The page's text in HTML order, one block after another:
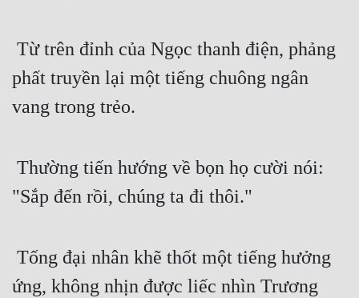
phất truyền lại một tiếng chuông ngân
vang trong trẻo.
"Sắp đến rồi, chúng ta đi thôi."
ứng, không nhịn được liếc nhìn Trương